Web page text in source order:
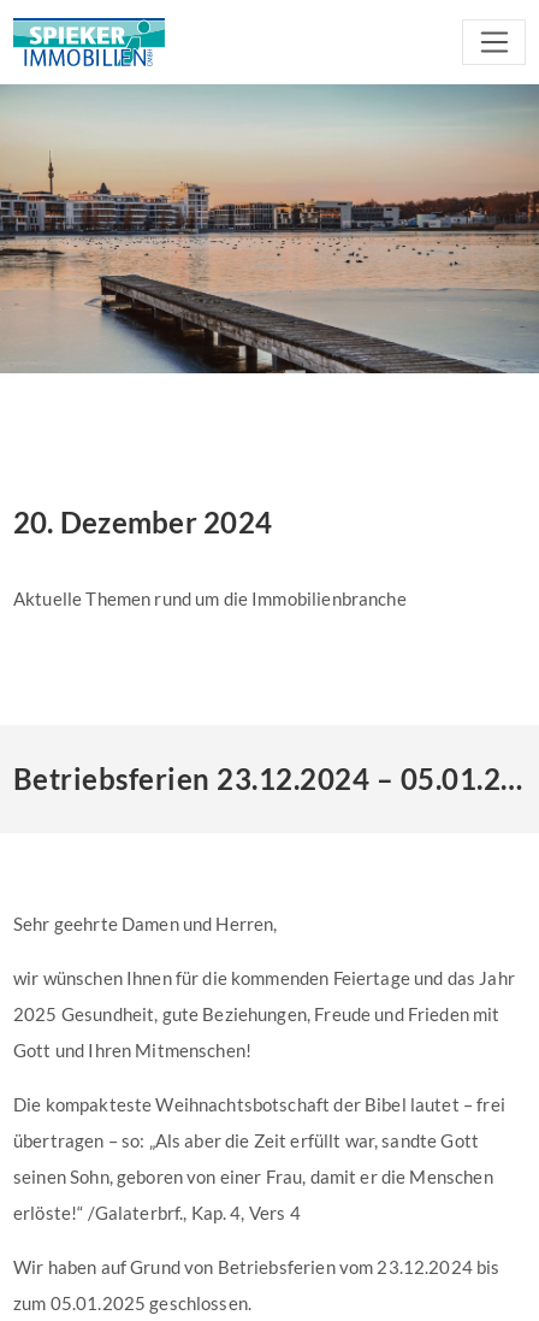
20. Dezember 2024
Aktuelle Themen rund um die Immobilienbranche
Betriebsferien 23.12.2024 – 05.01.2025
Sehr geehrte Damen und Herren,
wir wünschen Ihnen für die kommenden Feiertage und das Jahr
2025 Gesundheit, gute Beziehungen, Freude und Frieden mit
Gott und Ihren Mitmenschen!
Die kompakteste Weihnachtsbotschaft der Bibel lautet – frei
übertragen – so: „Als aber die Zeit erfüllt war, sandte Gott
seinen Sohn, geboren von einer Frau, damit er die Menschen
erlöste!“ /Galaterbrf., Kap. 4, Vers 4
Wir haben auf Grund von Betriebsferien vom 23.12.2024 bis
zum 05.01.2025 geschlossen.